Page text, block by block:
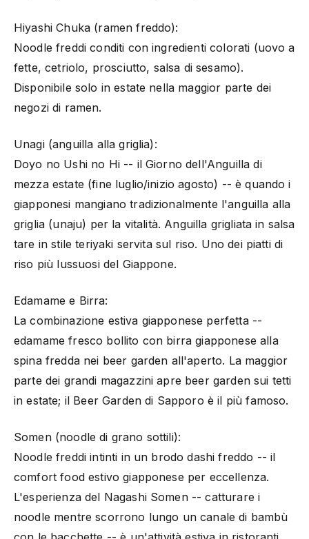
Hiyashi Chuka (ramen freddo):
Noodle freddi conditi con ingredienti colorati (uovo a
fette, cetriolo, prosciutto, salsa di sesamo).
Disponibile solo in estate nella maggior parte dei
negozi di ramen.
Unagi (anguilla alla griglia):
Doyo no Ushi no Hi -- il Giorno dell'Anguilla di
mezza estate (fine luglio/inizio agosto) -- è quando i
giapponesi mangiano tradizionalmente l'anguilla alla
griglia (unaju) per la vitalità. Anguilla grigliata in salsa
tare in stile teriyaki servita sul riso. Uno dei piatti di
riso più lussuosi del Giappone.
Edamame e Birra:
La combinazione estiva giapponese perfetta --
edamame fresco bollito con birra giapponese alla
spina fredda nei beer garden all'aperto. La maggior
parte dei grandi magazzini apre beer garden sui tetti
in estate; il Beer Garden di Sapporo è il più famoso.
Somen (noodle di grano sottili):
Noodle freddi intinti in un brodo dashi freddo -- il
comfort food estivo giapponese per eccellenza.
L'esperienza del Nagashi Somen -- catturare i
noodle mentre scorrono lungo un canale di bambù